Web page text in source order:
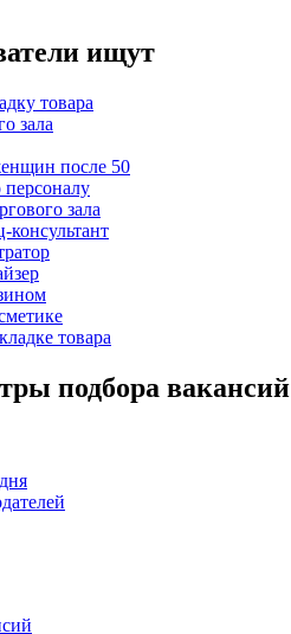
ищут
товара
зала
после 50
зала
товара
подбора вакансий